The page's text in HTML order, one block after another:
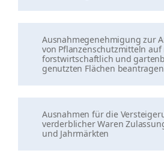
Ausnahmegenehmigung zur
von Pflanzenschutzmitteln
forstwirtschaftlich und
genutzten Flächen beantragen
Ausnahmen für die
verderblicher Waren
und Jahrmärkten